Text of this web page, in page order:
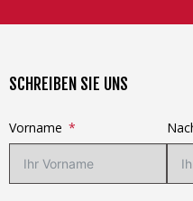
SCHREIBEN SIE UNS
Vorname